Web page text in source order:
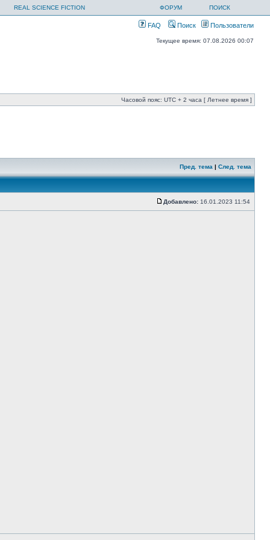
REAL SCIENCE FICTION ФОРУМ ПОИСК
FAQ Поиск Пользователи
Текущее время: 07.08.2026 00:07
Часовой пояс: UTC + 2 часа [ Летнее время ]
Пред. тема | След. тема
Добавлено: 16.01.2023 11:54